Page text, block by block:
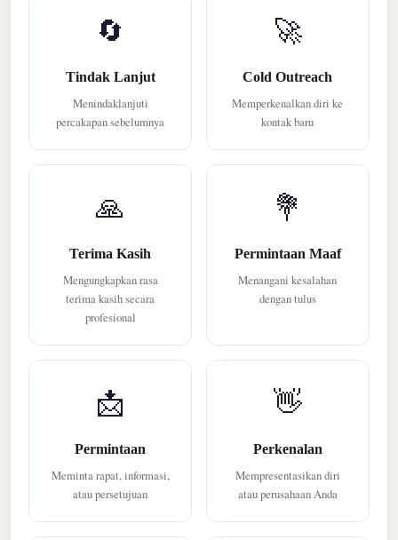
🔄
Tindak Lanjut
Menindaklanjuti
percakapan sebelumnya
🚀
Cold Outreach
Memperkenalkan diri ke
kontak baru
🙏
Terima Kasih
Mengungkapkan rasa
terima kasih secara
profesional
💐
Permintaan Maaf
Menangani kesalahan
dengan tulus
📩
Permintaan
Meminta rapat, informasi,
atau persetujuan
👋
Perkenalan
Mempresentasikan diri
atau perusahaan Anda